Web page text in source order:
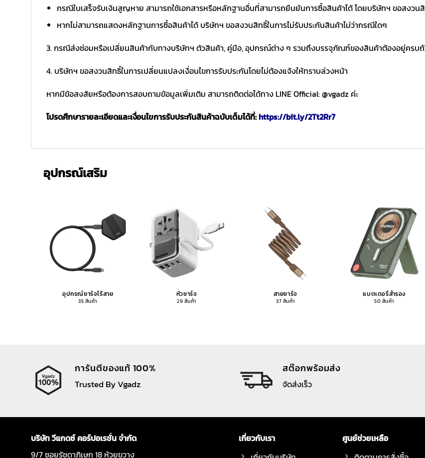
กรณีใบเสร็จรับเงินสูญหาย สามารถใช้เอกสารหรือหลักฐานอื่นที่สามารถยืนยันการซื้อสินค้าได้ โดยบริษัทฯ ขอสงวน
หากไม่สามารถแสดงหลักฐานการซื้อสินค้าได้ บริษัทฯ ขอสงวนสิทธิ์ในการไม่รับประกันสินค้าไม่ว่ากรณีใดๆ
3. กรณีส่งซ่อมหรือเปลี่ยนสินค้ากับทางบริษัทฯ ตัวสินค้า, คู่มือ, อุปกรณ์ต่าง ๆ รวมถึงบรรจุภัณฑ์ของสินค้าต้องอยู่คร
4. บริษัทฯ ขอสงวนสิทธิ์ในการเปลี่ยนแปลงเงื่อนไขการรับประกันโดยไม่ต้องแจ้งให้ทราบล่วงหน้า
หากมีข้อสงสัยหรือต้องการสอบถามข้อมูลเพิ่มเติม สามารถติดต่อได้ทาง LINE Official: @vgadz ค่ะ
โปรดศึกษารายละเอียดและเงื่อนไขการรับประกันสินค้าฉบับเต็มได้ที่:https://bit.ly/2Tt2Rr7
อุปกรณ์เสริม
อุปกรณ์ชาร์จไร้สาย
35 สินค้า
หัวชาร์จ
29 สินค้า
สายชาร์จ
37 สินค้า
แบตเตอรี่สำรอง
50 สินค้า
การันตีของแท้ 100%
Trusted By Vgadz
สต๊อกพร้อมส่ง
จัดส่งเร็ว
บริษัท วีแกดซ์ คอร์ปอเรชั่น จำกัด
9/7 ซอยรัชดาภิเษก 18 ห้วยขวาง
เกี่ยวกับเรา
ศูนย์ช่วยเหลือ